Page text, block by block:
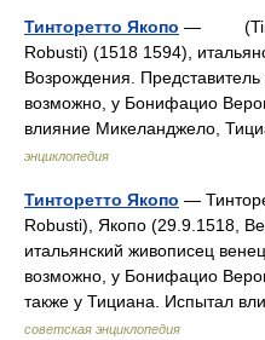
Тинторетто Якопо —
Robusti) (1518 1594),
Возрождения.
возможно, у Бонифацио
влияние Микеланджело,
энциклопедия
Тинторетто Якопо —
Robusti), Якопо (29.9.1518,
итальянский живописец
возможно, у Бонифацио
также у Тициана. Испытал
советская энциклопедия